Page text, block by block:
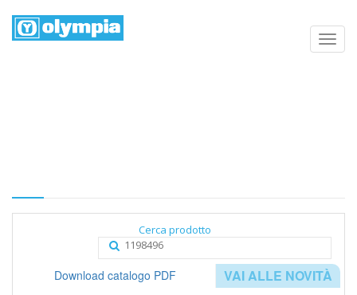
Cerca prodotto
VAI ALLE NOVITÀ
Download catalogo PDF